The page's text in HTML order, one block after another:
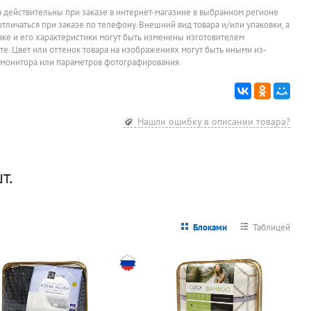
напольный
Manya, 002,
белый, 50 Вт
1 300 руб.
Цена за штуку
подложке
1000мм*400мм,
3 549 руб.
Цена за штуку
настенно-
напольный,
Royal Clima,
REC-FRBR1500M,
1,5кВт, с
4 900 руб.
Цена за штуку
Roland,
2,8кВт,
32 900
действительны при заказе в интернет-магазине в выбранном регионе
при заказе по телефону. Внешний вид товара и/или упаковки, а
и его характеристики могут быть изменены изготовителем
Цвет или оттенок товара на изображениях могут быть иными из-
или параметров фотографирования.
Нашли ошибку в описании товара?
Блоками Таблицей